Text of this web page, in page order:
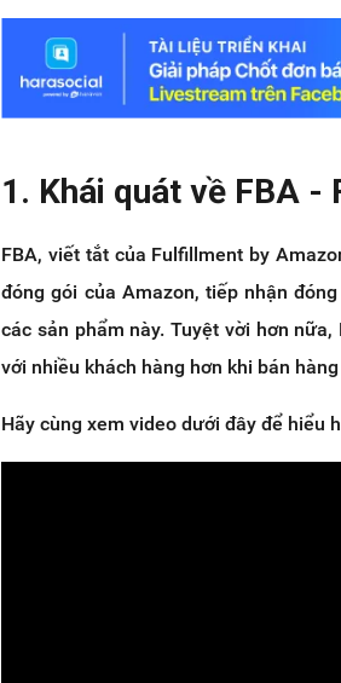
1. Khái quát về FBA
FBA, viết tắt của Fulfillment by
đóng gói của Amazon, tiếp nhận
các sản phẩm này. Tuyệt vời hơn
với nhiều khách hàng hơn khi bán
Hãy cùng xem video dưới đây để hiểu